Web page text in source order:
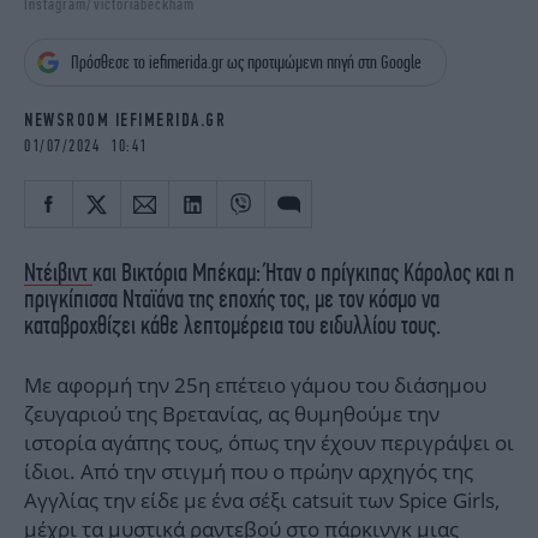
iBOOKS
OSCARS
NEWSLETTER
Instagram/victoriabeckham
Πρόσθεσε το iefimerida.gr ως προτιμώμενη πηγή στη Google
NEWSROOM IEFIMERIDA.GR
01/07/2024 10:41
Ντέιβιντ και Βικτόρια Μπέκαμ: Ήταν ο πρίγκιπας Κάρολος και η
πριγκίπισσα Νταϊάνα της εποχής τος, με τον κόσμο να
καταβροχθίζει κάθε λεπτομέρεια του ειδυλλίου τους.
Με αφορμή την 25η επέτειο γάμου του διάσημου
ζευγαριού της Βρετανίας, ας θυμηθούμε την
ιστορία αγάπης τους, όπως την έχουν περιγράψει οι
ίδιοι. Από την στιγμή που ο πρώην αρχηγός της
Αγγλίας την είδε με ένα σέξι catsuit των Spice Girls,
μέχρι τα μυστικά ραντεβού στο πάρκινγκ μιας